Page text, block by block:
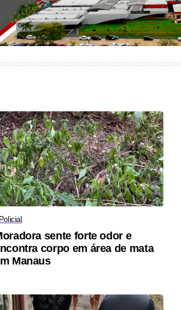
sente forte odor e
corpo em área de mata
Manaus